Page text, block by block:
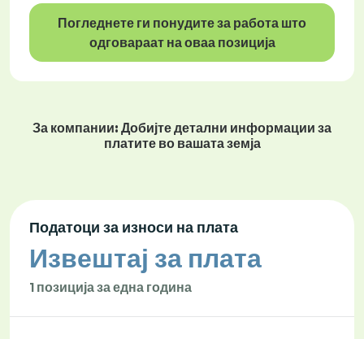
Погледнете ги понудите за работа што
одговараат на оваа позиција
За компании: Добијте детални информации за
платите во вашата земја
Податоци за износи на плата
Извештај за плата
1 позиција за една година